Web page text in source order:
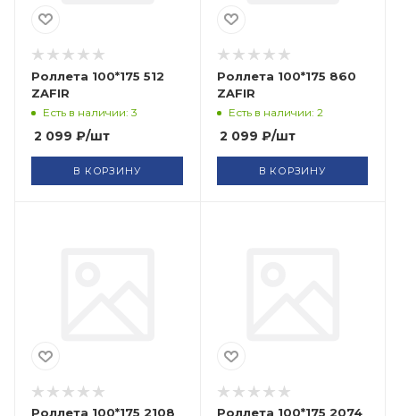
Роллета 100*175 512
ZAFIR
Есть в наличии: 3
2 099 ₽/шт
В КОРЗИНУ
Роллета 100*175 860
ZAFIR
Есть в наличии: 2
2 099 ₽/шт
В КОРЗИНУ
Роллета 100*175 2108
Роллета 100*175 2074